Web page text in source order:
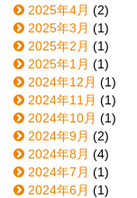
2025年4月 (2)
2025年3月 (1)
2025年2月 (1)
2025年1月 (1)
2024年12月 (1)
2024年11月 (1)
2024年10月 (1)
2024年9月 (2)
2024年8月 (4)
2024年7月 (1)
2024年6月 (1)